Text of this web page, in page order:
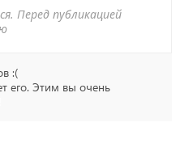
Перед публикацией
:(
его. Этим вы очень